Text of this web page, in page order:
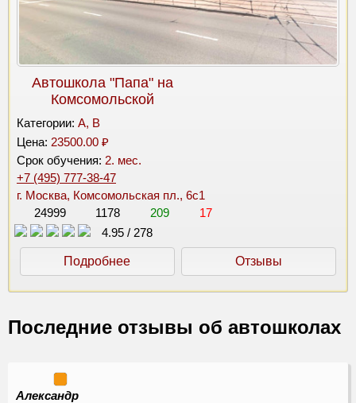
Автошкола "Папа" на
Комсомольской
Категории: A, B
Цена: 23500.00 ₽
Срок обучения: 2. мес.
+7 (495) 777-38-47
г. Москва, Комсомольская пл., 6с1
24999
1178 209
17
4.95 / 278
Подробнее Отзывы
Последние отзывы об автошколах
Александр